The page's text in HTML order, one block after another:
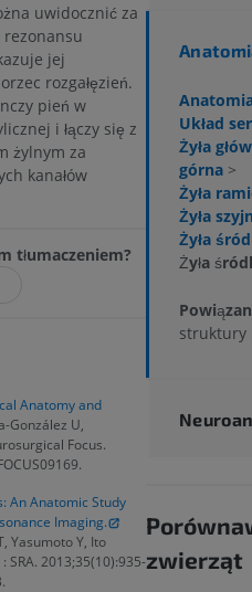
uwidocznić za
rezonansu
jej
rozgałęzień.
pień w
i łączy się z
żylnym za
kanałów
tłumaczeniem?
Anatomy and
González U,
Focus.
An Anatomic Study
Imaging.
Yasumoto Y, Ito
SRA. 2013;35(10):935-
Układ
Żyła
górna >
Żyła
Żyła
Żyła
Żyła
struktury
zwierząt